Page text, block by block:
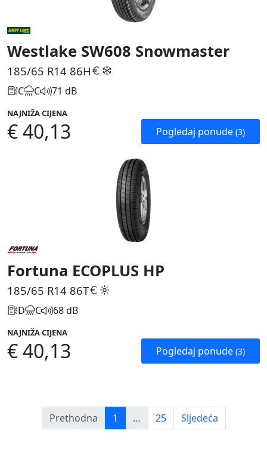
Westlake SW608 Snowmaster
185/65 R14 86H
C C 71 dB
NAJNIŽA CIJENA
€ 40,13 Pogledaj ponude (3)
Fortuna ECOPLUS HP
185/65 R14 86T
D C 68 dB
NAJNIŽA CIJENA
€ 40,13 Pogledaj ponude (3)
Prethodna 1 … 25 Sljedeća